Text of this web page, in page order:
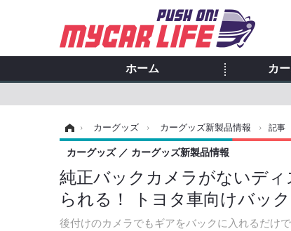
ホーム カ
› カーグッズ › カーグッズ新製品情報 › 記事
純正バックカメラがないデ
られる！ トヨタ車向けバッ
後付けのカメラでもギアをバックに入れるだけ
カーグッズ カーグッズ新製品情報